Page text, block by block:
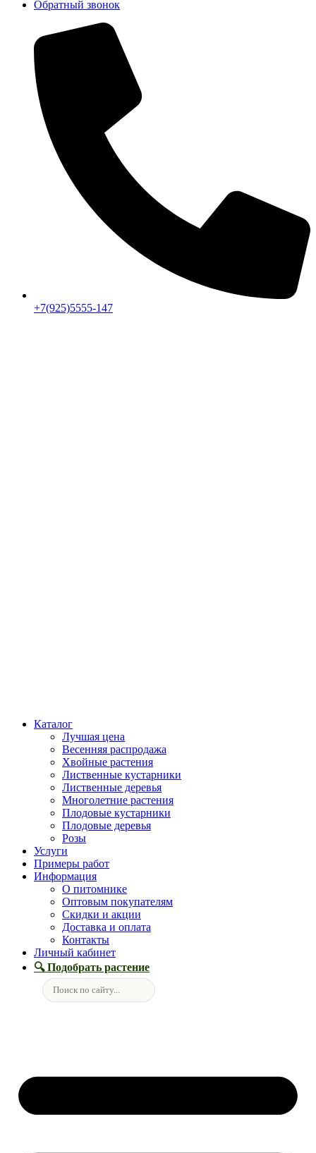
Обратный звонок
+7(925)5555-147
Каталог
Лучшая цена
Весенняя распродажа
Хвойные растения
Лиственные кустарники
Лиственные деревья
Многолетние растения
Плодовые кустарники
Плодовые деревья
Розы
Услуги
Примеры работ
Информация
О питомнике
Оптовым покупателям
Скидки и акции
Доставка и оплата
Контакты
Личный кабинет
🔍 Подобрать растение